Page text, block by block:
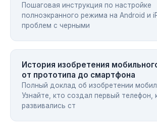
Пошаговая инструкция по настройке
полноэкранного режима на Android и
проблем с черными
История изобретения
от прототипа до смартфона
Полный доклад об изобретении
Узнайте, кто создал первый телефон,
развивались ст